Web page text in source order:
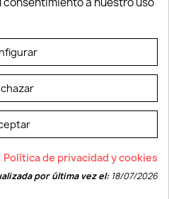
- 2026
según las normas dictadas por la
W3C
Política de privacidad y cookies
por última vez el:18/07/2026